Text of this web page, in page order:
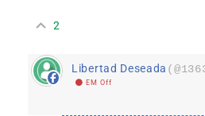
2
Libertad Deseada
EM Off